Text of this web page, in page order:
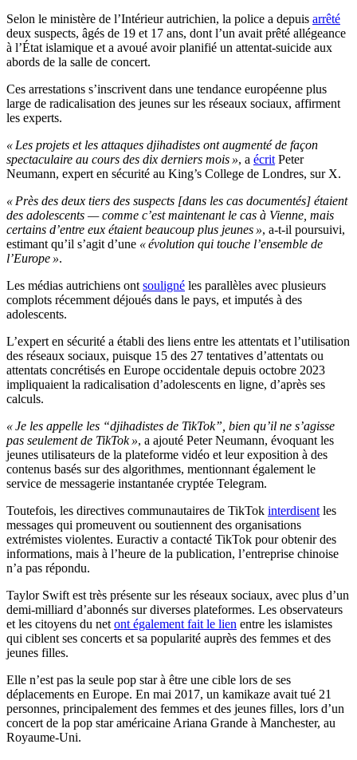
Selon le ministère de l’Intérieur autrichien, la police a depuis arrêté
deux suspects, âgés de 19 et 17 ans, dont l’un avait prêté allégeance
à l’État islamique et a avoué avoir planifié un attentat-suicide aux
abords de la salle de concert.
Ces arrestations s’inscrivent dans une tendance européenne plus
large de radicalisation des jeunes sur les réseaux sociaux, affirment
les experts.
« Les projets et les attaques djihadistes ont augmenté de façon
spectaculaire au cours des dix derniers mois », a écrit Peter
Neumann, expert en sécurité au King’s College de Londres, sur X.
« Près des deux tiers des suspects [dans les cas documentés] étaient
des adolescents — comme c’est maintenant le cas à Vienne, mais
certains d’entre eux étaient beaucoup plus jeunes », a-t-il poursuivi,
estimant qu’il s’agit d’une « évolution qui touche l’ensemble de
l’Europe ».
Les médias autrichiens ont souligné les parallèles avec plusieurs
complots récemment déjoués dans le pays, et imputés à des
adolescents.
L’expert en sécurité a établi des liens entre les attentats et l’utilisation
des réseaux sociaux, puisque 15 des 27 tentatives d’attentats ou
attentats concrétisés en Europe occidentale depuis octobre 2023
impliquaient la radicalisation d’adolescents en ligne, d’après ses
calculs.
« Je les appelle les “djihadistes de TikTok”, bien qu’il ne s’agisse
pas seulement de TikTok », a ajouté Peter Neumann, évoquant les
jeunes utilisateurs de la plateforme vidéo et leur exposition à des
contenus basés sur des algorithmes, mentionnant également le
service de messagerie instantanée cryptée Telegram.
Toutefois, les directives communautaires de TikTok interdisent les
messages qui promeuvent ou soutiennent des organisations
extrémistes violentes. Euractiv a contacté TikTok pour obtenir des
informations, mais à l’heure de la publication, l’entreprise chinoise
n’a pas répondu.
Taylor Swift est très présente sur les réseaux sociaux, avec plus d’un
demi-milliard d’abonnés sur diverses plateformes. Les observateurs
et les citoyens du net ont également fait le lien entre les islamistes
qui ciblent ses concerts et sa popularité auprès des femmes et des
jeunes filles.
Elle n’est pas la seule pop star à être une cible lors de ses
déplacements en Europe. En mai 2017, un kamikaze avait tué 21
personnes, principalement des femmes et des jeunes filles, lors d’un
concert de la pop star américaine Ariana Grande à Manchester, au
Royaume-Uni.